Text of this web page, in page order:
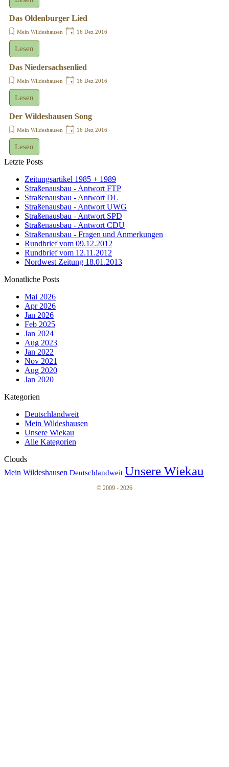
Das Oldenburger Lied
Mein Wildeshausen 16 Dez 2016
Lesen
Das Niedersachsenlied
Mein Wildeshausen 16 Dez 2016
Lesen
Der Wildeshausen Song
Mein Wildeshausen 16 Dez 2016
Lesen
Letzte Posts
Zeitungsartikel 1985 + 1989
Straßenausbau - Antwort FTP
Straßenausbau - Antwort DL
Straßenausbau - Antwort UWG
Straßenausbau - Antwort SPD
Straßenausbau - Antwort CDU
Straßenausbau - Fragen und Anmerkungen
Rundbrief vom 09.12.2012
Rundbrief vom 12.11.2012
Nordwest Zeitung 18.01.2013
Monatliche Posts
Mai 2026
Apr 2026
Jan 2026
Feb 2025
Jan 2024
Aug 2023
Jan 2022
Nov 2021
Aug 2020
Jan 2020
Kategorien
Deutschlandweit
Mein Wildeshausen
Unsere Wiekau
Alle Kategorien
Clouds
Mein Wildeshausen Deutschlandweit Unsere Wiekau
© 2009 - 2026